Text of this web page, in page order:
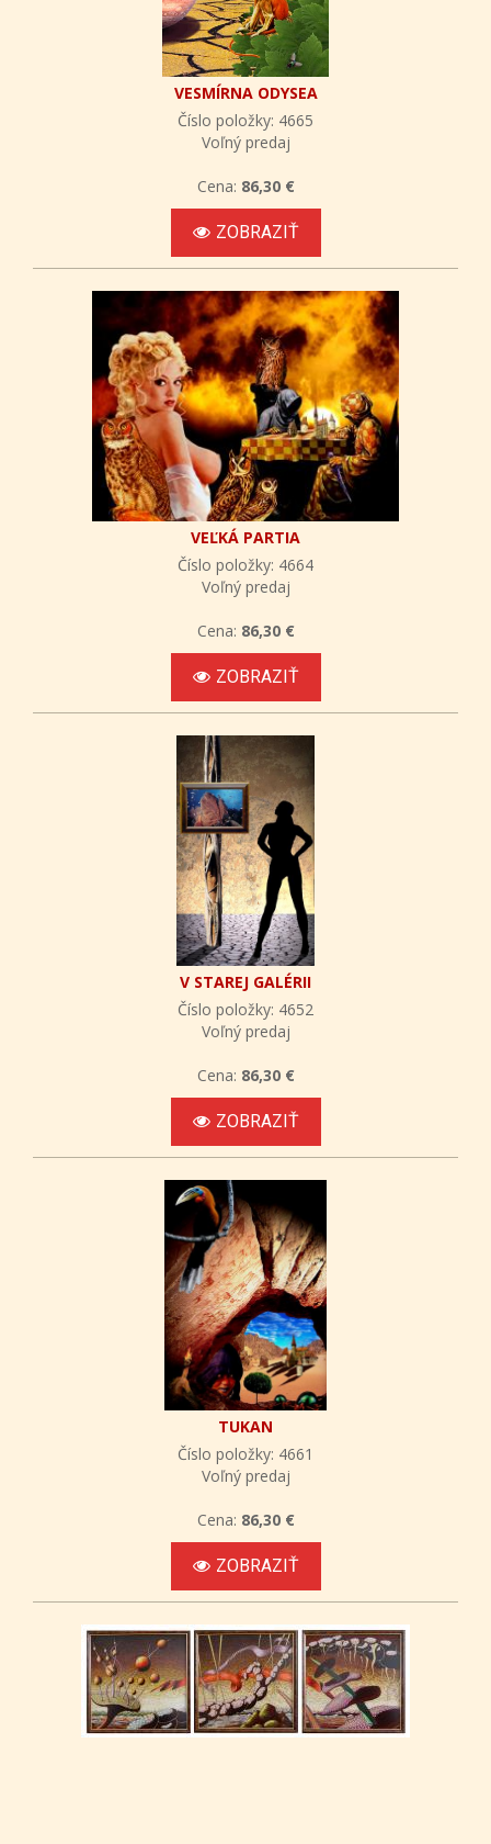
VESMÍRNA ODYSEA
Číslo položky: 4665
Voľný predaj
Cena: 86,30 €
ZOBRAZIŤ
VEĽKÁ PARTIA
Číslo položky: 4664
Voľný predaj
Cena: 86,30 €
ZOBRAZIŤ
V STAREJ GALÉRII
Číslo položky: 4652
Voľný predaj
Cena: 86,30 €
ZOBRAZIŤ
TUKAN
Číslo položky: 4661
Voľný predaj
Cena: 86,30 €
ZOBRAZIŤ